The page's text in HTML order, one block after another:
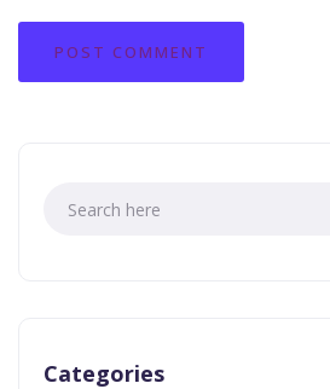
Categories